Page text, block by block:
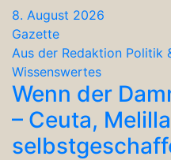
8. August 2026
Gazette
Aus der Redaktion Politik
Wissenswertes
Wenn der
– Ceuta,